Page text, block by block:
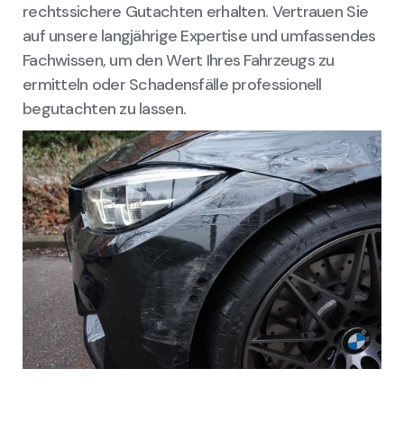
rechtssichere Gutachten erhalten. Vertrauen Sie
auf unsere langjährige Expertise und umfassendes
Fachwissen, um den Wert Ihres Fahrzeugs zu
ermitteln oder Schadensfälle professionell
begutachten zu lassen.